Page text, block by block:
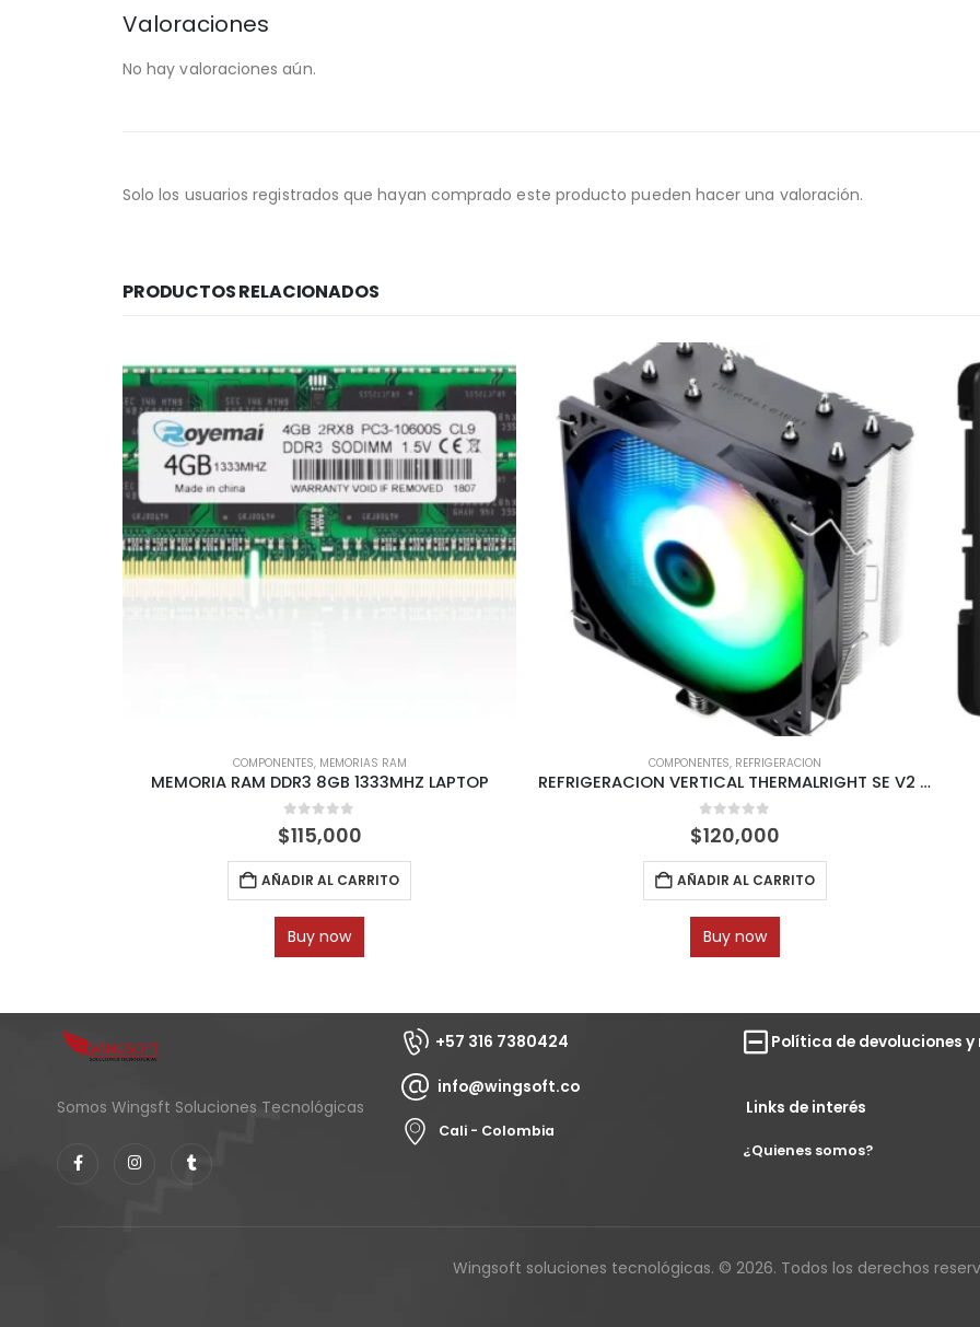
Valoraciones
No hay valoraciones aún.
Solo los usuarios registrados que hayan comprado este producto pueden hacer una valoración.
PRODUCTOS RELACIONADOS
COMPONENTES, MEMORIAS RAM
MEMORIA RAM DDR3 8GB 1333MHZ LAPTOP
0out of 5
$115,000
AÑADIR AL CARRITO
Buy now
COMPONENTES, REFRIGERACION
REFRIGERACION VERTICAL THERMALRIGHT SE V2 RGB
0 out of 5
$120,000
AÑADIR AL CARRITO
Buy now
Somos Wingsft Soluciones Tecnológicas
+57 316 7380424
info@wingsoft.co
Cali - Colombia
Política de devoluciones y
Links de interés
¿Quienes somos?
Wingsoft soluciones tecnológicas. © 2026. Todos los derechos